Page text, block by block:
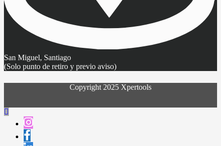
San Miguel, Santiago
(Solo punto de retiro y previo aviso)
Copyright 2025 Xpertools